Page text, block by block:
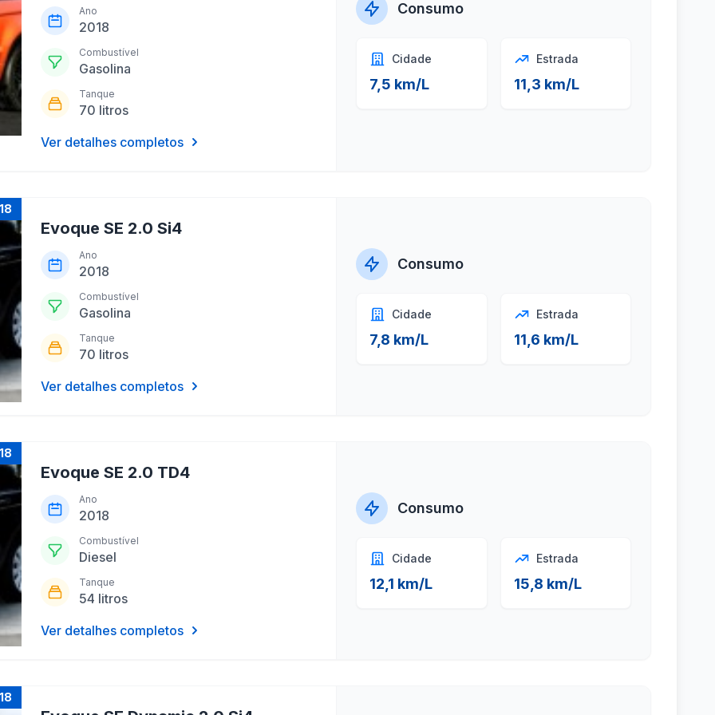
Ano
2018
Combustível
Gasolina
Tanque
70 litros
Ver detalhes completos
Consumo
Cidade
7,5 km/L
Estrada
11,3 km/L
Evoque SE 2.0 Si4
Ano
2018
Combustível
Gasolina
Tanque
70 litros
Ver detalhes completos
Consumo
Cidade
7,8 km/L
Estrada
11,6 km/L
Evoque SE 2.0 TD4
Ano
2018
Combustível
Diesel
Tanque
54 litros
Ver detalhes completos
Consumo
Cidade
12,1 km/L
Estrada
15,8 km/L